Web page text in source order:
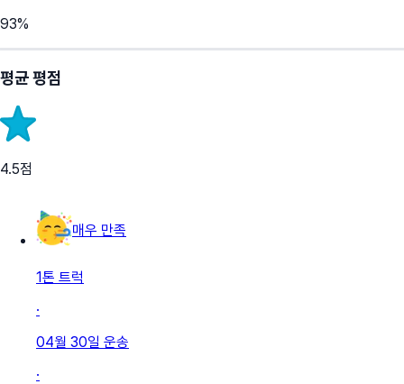
93%
평균 평점
4.5점
매우 만족
1톤 트럭
·
04월 30일 운송
·